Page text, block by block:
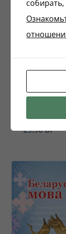
Учебное
29.90Br